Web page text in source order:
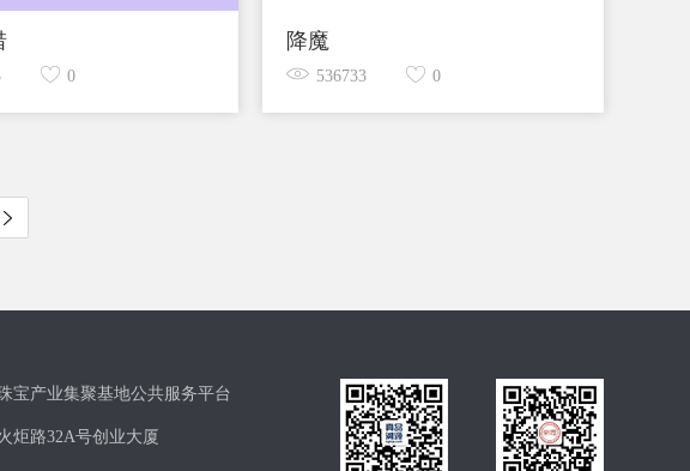
0
降魔
536733 0
宝产业集聚基地公共服务平台
炬路32A号创业大厦